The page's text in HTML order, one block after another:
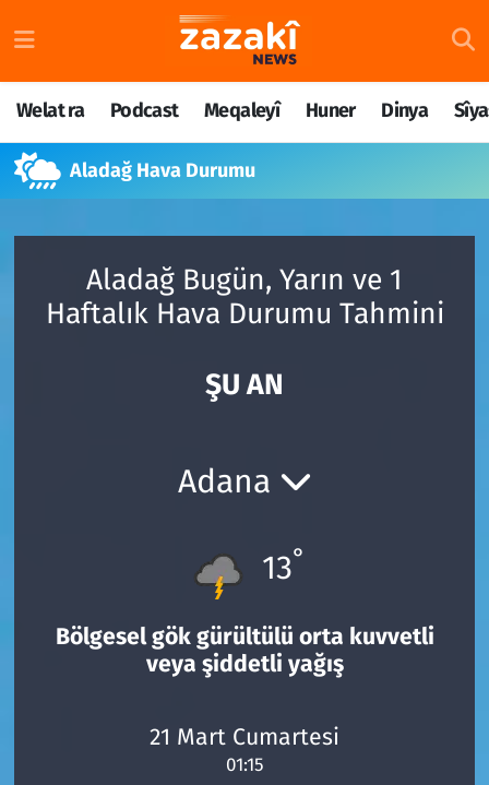
Welat ra Podcast Meqaleyî Huner Dinya
Aladağ Hava Durumu
Aladağ Bugün, Yarın ve 1
Haftalık Hava Durumu Tahmini
ŞU AN
Adana
13°
Bölgesel gök gürültülü orta kuvvetli
veya şiddetli yağış
21 Mart Cumartesi
01:15
Welat ra
Podcast
Meqaleyî
Dinya
Nöbetçi Eczaneler
Hava Durumu
Namaz Vakitleri
Süper Lig Puan Durumu ve Fikstür